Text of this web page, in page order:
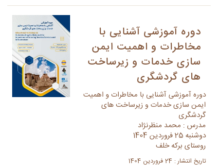
دوره آموزشی آشنایی با
مخاطرات و اهمیت ایمن
سازی خدمات و زیرساخت
های گردشگری
دوره آموزشی آشنایی با مخاطرات و اهمیت
ایمن سازی خدمات و زیرساخت های
گردشگری
مدرس : محمد منظرنژاد
دوشنبه 25 فروردین 1404
روستای برکه خلف
تاریخ انتشار : 24 فروردین 1404